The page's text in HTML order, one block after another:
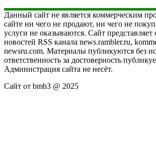
Данный сайт не является коммерческим
сайте ни чего не продают, ни чего не
услуги не оказываются. Сайт представляет
новостей RSS канала news.rambler.ru,
newsru.com. Материалы публикуются без
ответственность за достоверность
Администрация сайта не несёт.
Сайт от bmb3 @ 2025